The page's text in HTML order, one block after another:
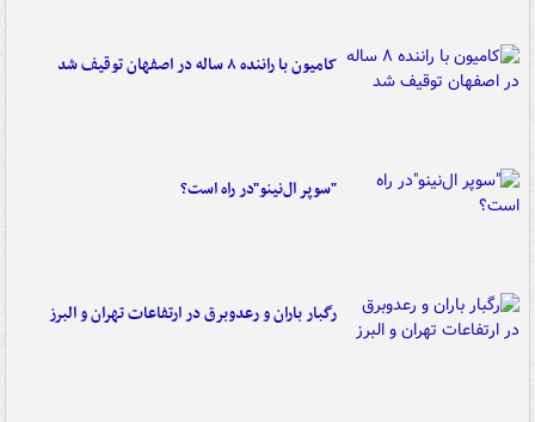
کامیون با راننده ۸ ساله در اصفهان توقیف شد
"سوپر ال‌نینو"در راه است؟
رگبار باران و رعدوبرق در ارتفاعات تهران و البرز